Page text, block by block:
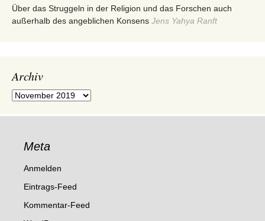
Über das Struggeln in der Religion und das Forschen auch
außerhalb des angeblichen Konsens Jens Yahya Ranft
Archiv
Archiv
Meta
Anmelden
Eintrags-Feed
Kommentar-Feed